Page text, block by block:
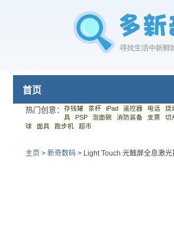
首页
热门创意： 存钱罐 茶杯 iPad 遥控器 电话 烧
具
PSP 泡面碗 消防装备 支票 切
球
面具 跑步机 超市
主页 > 新奇数码> Light Touch 光触屏全息激光